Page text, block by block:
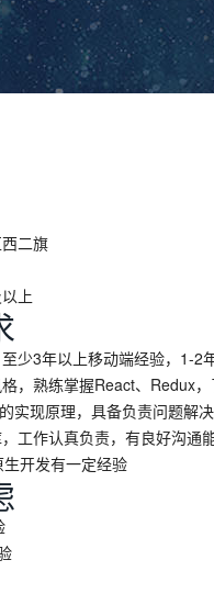
二旗
上
少3年以上移动端经验，1-2
，熟练掌握React、Redux
实现原理，具备负责问题解
工作认真负责，有良好沟通
开发有一定经验